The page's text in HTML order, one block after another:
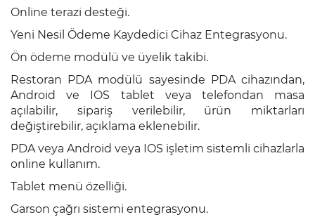
Online terazi desteği.
Yeni Nesil Ödeme Kaydedici Cihaz Entegrasyonu.
Ön ödeme modülü ve üyelik takibi.
Restoran PDA modülü sayesinde PDA cihazından,
Android ve IOS tablet veya telefondan masa
açılabilir, sipariş verilebilir, ürün miktarları
değiştirebilir, açıklama eklenebilir.
PDA veya Android veya IOS işletim sistemli cihazlarla
online kullanım.
Tablet menü özelliği.
Garson çağrı sistemi entegrasyonu.